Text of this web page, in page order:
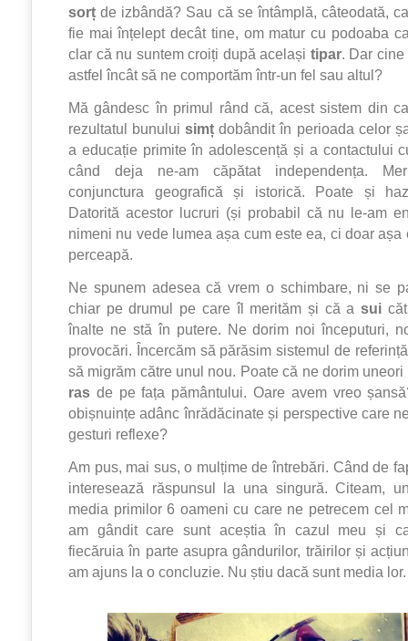
sorț de izbândă? Sau că se întâmplă, câteodată,
fie mai înțelept decât tine, om matur cu podoaba
clar că nu suntem croiți după același tipar. Dar cine
astfel încât să ne comportăm într-un fel sau altul?
Mă gândesc în primul rând că, acest sistem din
rezultatul bunuluisimț dobândit în perioada celor
a educație primite în adolescență și a contactului
când deja ne-am căpătat independența.
conjunctura geografică și istorică. Poate și
Datorită acestor lucruri (și probabil că nu le-am
nimeni nu vede lumea așa cum este ea, ci doar așa
perceapă.
Ne spunem adesea că vrem o schimbare, ni se
chiar pe drumul pe care îl merităm și că asui
înalte ne stă în putere. Ne dorim noi începuturi,
provocări. Încercăm să părăsim sistemul de
să migrăm către unul nou. Poate că ne dorim
ras de pe fața pământului. Oare avem vreo
obișnuințe adânc înrădăcinate și perspective care
gesturi reflexe?
Am pus, mai sus, o mulțime de întrebări. Când de
interesează răspunsul la una singură. Citeam,
media primilor 6 oameni cu care ne petrecem cel
am gândit care sunt aceștia în cazul meu și
fiecăruia în parte asupra gândurilor, trăirilor și
am ajuns la o concluzie. Nu știu dacă sunt media lor.